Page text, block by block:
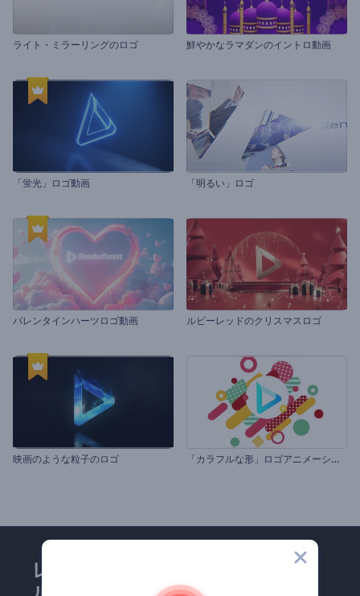
ライト・ミラーリングのロゴ 鮮やかなラマダンのイントロ動画
「蛍光」ロゴ動画 「明るい」ロゴ
バレンタインハーツロゴ動画 ルビーレッドのクリスマスロゴ
映画のような粒子のロゴ 「
カラフルな形」ロゴアニメーション
レンダーフォレストのメー